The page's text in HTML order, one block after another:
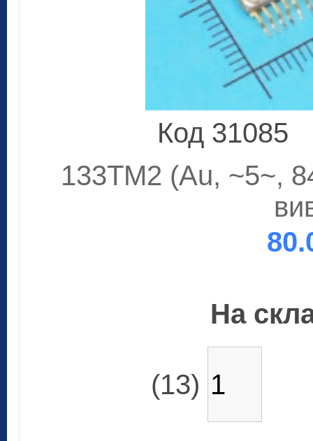
Код 31085
133ТМ2 (Au, ~5~,
На
(13)